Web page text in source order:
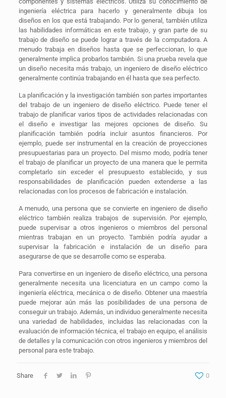
ingeniería eléctrica para hacerlo y generalmente dibuja los
diseños en los que está trabajando. Por lo general, también utiliza
las habilidades informáticas en este trabajo, y gran parte de su
trabajo de diseño se puede lograr a través de la computadora. A
menudo trabaja en diseños hasta que se perfeccionan, lo que
generalmente implica probarlos también. Si una prueba revela que
un diseño necesita más trabajo, un ingeniero de diseño eléctrico
generalmente continúa trabajando en él hasta que sea perfecto.
La planificación y la investigación también son partes importantes
del trabajo de un ingeniero de diseño eléctrico. Puede tener el
trabajo de planificar varios tipos de actividades relacionadas con
el diseño e investigar las mejores opciones de diseño. Su
planificación también podría incluir asuntos financieros. Por
ejemplo, puede ser instrumental en la creación de proyecciones
presupuestarias para un proyecto. Del mismo modo, podría tener
el trabajo de planificar un proyecto de una manera que le permita
completarlo sin exceder el presupuesto establecido, y sus
responsabilidades de planificación pueden extenderse a las
relacionadas con los procesos de fabricación e instalación.
A menudo, una persona que se convierte en ingeniero de diseño
eléctrico también realiza trabajos de supervisión. Por ejemplo,
puede supervisar a otros ingenieros o miembros del personal
mientras trabajan en un proyecto. También podría ayudar a
supervisar la fabricación e instalación de un diseño para
asegurarse de que se desarrolle como se esperaba.
Para convertirse en un ingeniero de diseño eléctrico, una persona
generalmente necesita una licenciatura en un campo como la
ingeniería eléctrica, mecánica o de diseño. Obtener una maestría
puede mejorar aún más las posibilidades de una persona de
conseguir un trabajo. Además, un individuo generalmente necesita
una variedad de habilidades, incluidas las relacionadas con la
evaluación de información técnica, el trabajo en equipo, el análisis
de detalles y la comunicación con otros ingenieros y miembros del
personal para este trabajo.
Share 0